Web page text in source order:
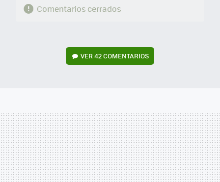
Comentarios cerrados
VER42 COMENTARIOS